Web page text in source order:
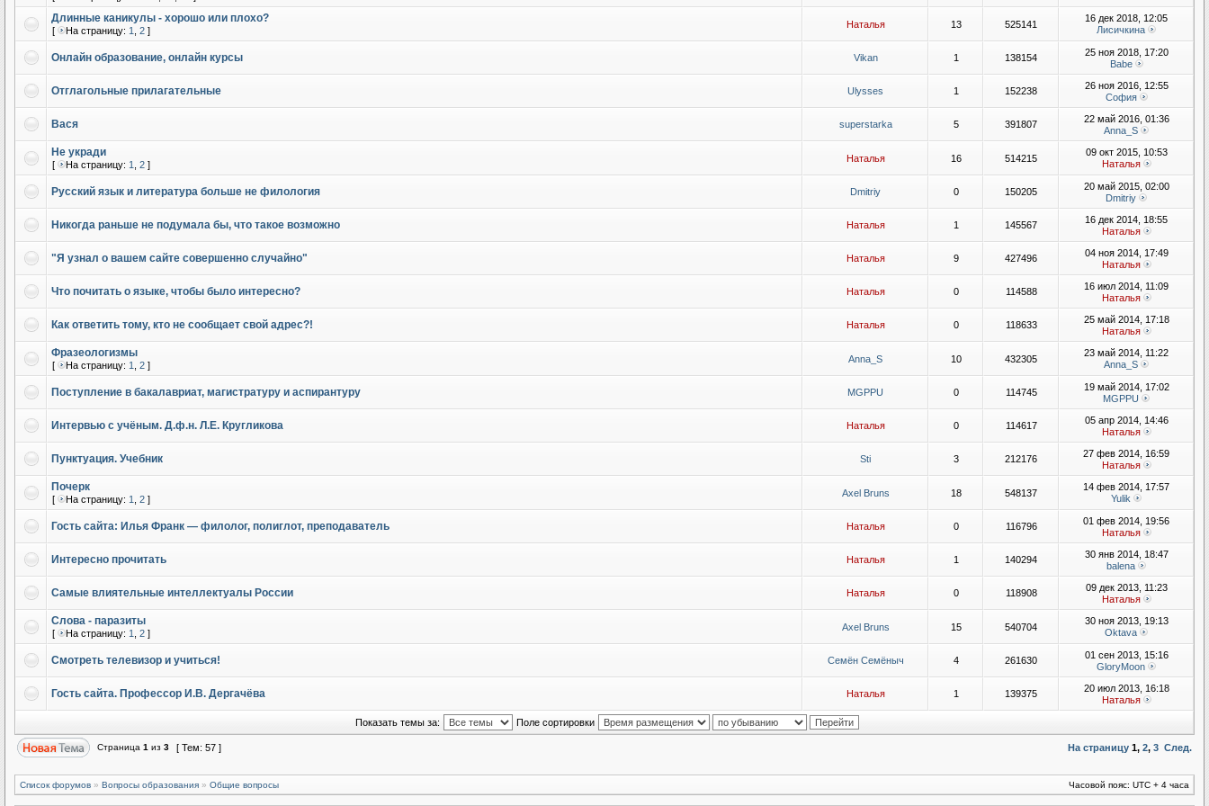
Длинные каникулы - хорошо или плохо?
[ На страницу: 1 2 ]
Наталья 13 525141
16 дек 2018, 12:05
Лисичкина
Онлайн образование, онлайн курсы Vikan 1 138154
25 ноя 2018, 17:20
Babe
Отглагольные прилагательные Ulysses 1 152238
26 ноя 2016, 12:55
София
Вася superstarka 5 391807
22 май 2016, 01:36
Anna_S
Не укради
[ На страницу: 1 2 ]
Наталья 16 514215
09 окт 2015, 10:53
Наталья
Русский язык и литература больше не филология Dmitriy 0 150205
20 май 2015, 02:00
Dmitriy
Никогда раньше не подумала бы, что такое возможно Наталья 1 145567
16 дек 2014, 18:55
Наталья
"Я узнал о вашем сайте совершенно случайно" Наталья 9 427496
04 ноя 2014, 17:49
Наталья
Что почитать о языке, чтобы было интересно? Наталья 0 114588
16 июл 2014, 11:09
Наталья
Как ответить тому, кто не сообщает свой адрес?! Наталья 0 118633
25 май 2014, 17:18
Наталья
Фразеологизмы
[ На страницу: 1 2 ]
Anna_S 10 432305
23 май 2014, 11:22
Anna_S
Поступление в бакалавриат, магистратуру и аспирантуру MGPPU 0 114745
19 май 2014, 17:02
MGPPU
Интервью с учёным. Д.ф.н. Л.Е. Кругликова Наталья 0 114617
05 апр 2014, 14:46
Наталья
Пунктуация. Учебник Sti 3 212176
27 фев 2014, 16:59
Наталья
Почерк
[ На страницу: 1 2 ]
Axel Bruns 18 548137
14 фев 2014, 17:57
Yulik
Гость сайта: Илья Франк — филолог, полиглот, преподаватель Наталья 0 116796
01 фев 2014, 19:56
Наталья
Интересно прочитать Наталья 1 140294
30 янв 2014, 18:47
balena
Самые влиятельные интеллектуалы России Наталья 0 118908
09 дек 2013, 11:23
Наталья
Слова - паразиты
[ На страницу: 1 2 ]
Axel Bruns 15 540704
30 ноя 2013, 19:13
Oktava
Смотреть телевизор и учиться! Семён Семёныч 4 261630
01 сен 2013, 15:16
GloryMoon
Гость сайта. Профессор И.В. Дергачёва Наталья 1 139375
20 июл 2013, 16:18
Наталья
Показать темы за: Поле сортировки
Страница 1 из 3 [ Тем: 57 ] На страницу 1, 2, 3 След.
Список форумов » Вопросы образования » Общие вопросы Часовой пояс: UTC + 4 часа